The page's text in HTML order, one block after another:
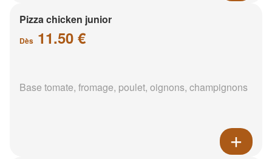
Pizza chicken junior
Dès 11.50 €
Base tomate, fromage, poulet, oignons, champignons